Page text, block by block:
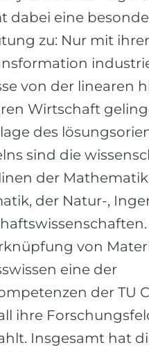
dabei eine
zu: Nur mit
von der linearen
Wirtschaft
des
sind die
der
der Natur-,
von
eine der
der TU
ihre
Insgesamt hat